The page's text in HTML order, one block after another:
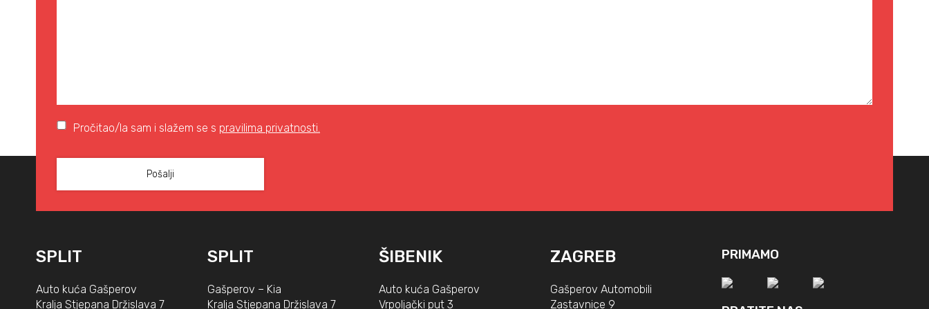
Pročitao/la sam i slažem se s pravilima privatnosti.
SPLIT
Auto kuća Gašperov
Kralja Stjepana Držislava 7
SPLIT
Gašperov – Kia
Kralja Stjepana Držislava 7
ŠIBENIK
Auto kuća Gašperov
Vrpoljački put 3
ZAGREB
Gašperov Automobili
Zastavnice 9
PRIMAMO